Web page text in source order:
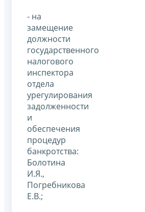
- на
замещение
должности
государственного
налогового
инспектора
отдела
урегулирования
задолженности
и
обеспечения
процедур
банкротства:
Болотина
И.Я.,
Погребникова
Е.В.;